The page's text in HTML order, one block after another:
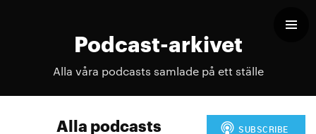
Podcast-arkivet
Alla våra podcasts samlade på ett ställe
Alla podcasts